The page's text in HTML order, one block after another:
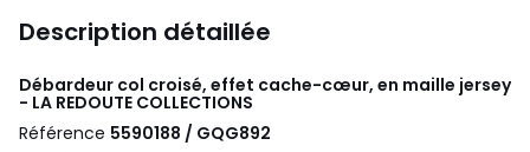
Description détaillée
Débardeur col croisé, effet cache-cœur, en maille jersey
- LA REDOUTE COLLECTIONS
Référence 5590188 / GQG892